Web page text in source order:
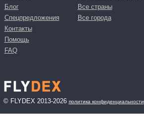
Блог
Спецпредложения
Контакты
Помощь
FAQ
Все страны
Все города
© FLYDEX 2013-2026 политика конфиденциальности